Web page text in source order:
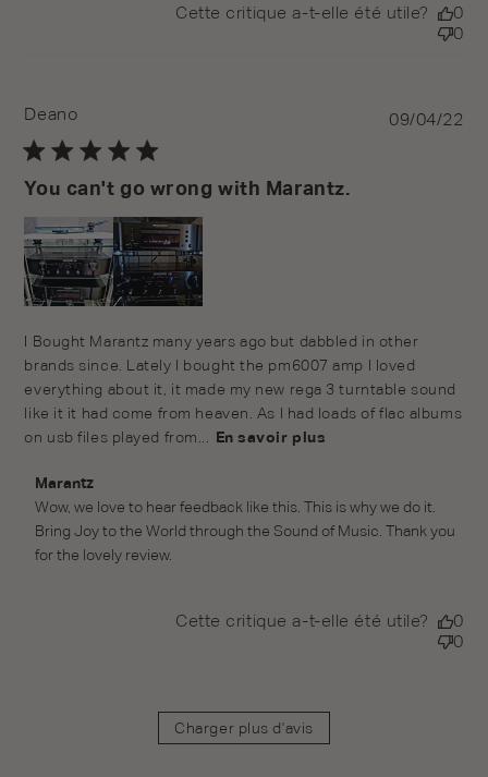
Cette critique a-t-elle été utile?
0
0
Deano
You can't go wrong with Marantz.
I Bought Marantz many years ago but dabbled in other
brands since. Lately I bought the pm6007 amp I loved
everything about it, it made my new rega 3 turntable sound
like it it had come from heaven. As I had loads of flac albums
on usb files played from...
En savoir plus
Commentaires du propriétaire du magasin sur l'examen
par Marantz le Mon Apr 11 2022
Marantz
Wow, we love to hear feedback like this. This is why we do it.
Bring Joy to the World through the Sound of Music. Thank you
for the lovely review.
09/04/22
Cette critique a-t-elle été utile?
0
0
Charger plus d'avis